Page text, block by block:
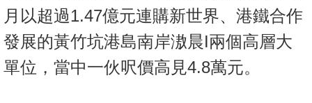
月以超過1.47億元連購新世界、港鐵合作
發展的黃竹坑港島南岸滶晨I兩個高層大
單位，當中一伙呎價高見4.8萬元。